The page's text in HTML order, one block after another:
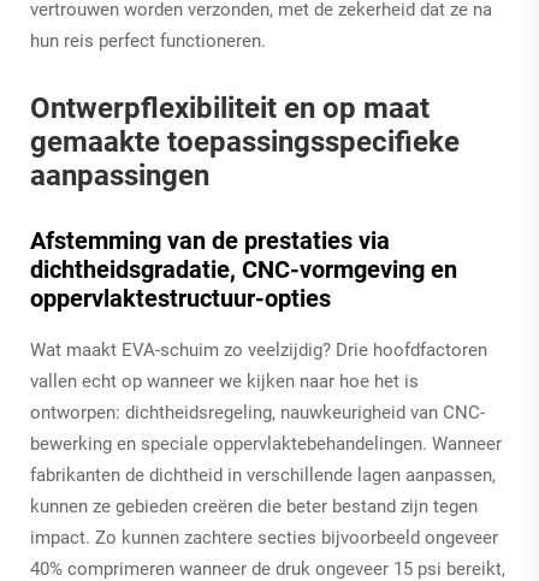
vertrouwen worden verzonden, met de zekerheid dat ze na
hun reis perfect functioneren.
Ontwerpflexibiliteit en op maat
gemaakte toepassingsspecifieke
aanpassingen
Afstemming van de prestaties via
dichtheidsgradatie, CNC-vormgeving en
oppervlaktestructuur-opties
Wat maakt EVA-schuim zo veelzijdig? Drie hoofdfactoren
vallen echt op wanneer we kijken naar hoe het is
ontworpen: dichtheidsregeling, nauwkeurigheid van CNC-
bewerking en speciale oppervlaktebehandelingen. Wanneer
fabrikanten de dichtheid in verschillende lagen aanpassen,
kunnen ze gebieden creëren die beter bestand zijn tegen
impact. Zo kunnen zachtere secties bijvoorbeeld ongeveer
40% comprimeren wanneer de druk ongeveer 15 psi bereikt,